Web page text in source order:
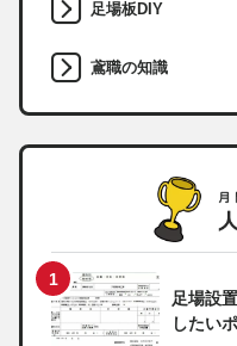
足場板DIY
鳶職の知識
足場設
したい